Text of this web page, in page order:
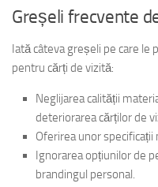
Greșeli frecvente
Iată câteva greșeli pe care le
pentru cărți de vizită:
Neglijarea calității
deteriorarea cărților de
Oferirea unor specificații
Ignorarea opțiunilor de
brandingul personal.